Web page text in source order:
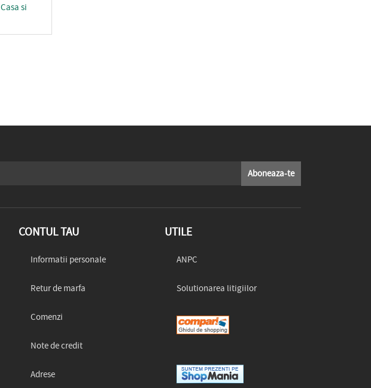
Casa si
CONTUL TAU
Informatii personale
Retur de marfa
Comenzi
Note de credit
Adrese
UTILE
ANPC
Solutionarea litigiilor